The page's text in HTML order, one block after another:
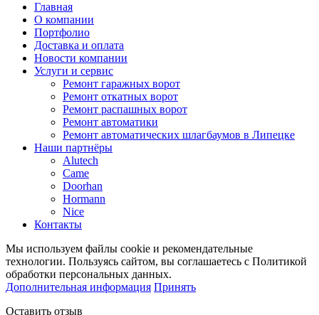
Главная
О компании
Портфолио
Доставка и оплата
Новости компании
Услуги и сервис
Ремонт гаражных ворот
Ремонт откатных ворот
Ремонт распашных ворот
Ремонт автоматики
Ремонт автоматических шлагбаумов в Липецке
Наши партнёры
Alutech
Came
Doorhan
Hormann
Nice
Контакты
Мы используем файлы cookie и рекомендательные
технологии. Пользуясь сайтом, вы соглашаетесь с Политикой
обработки персональных данных.
Дополнительная информация Принять
Оставить отзыв